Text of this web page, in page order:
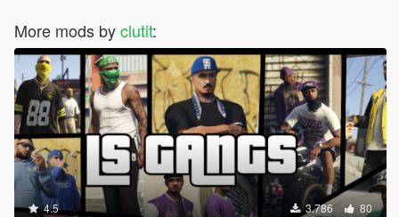
More mods byclutit:
4.5 3.786 80